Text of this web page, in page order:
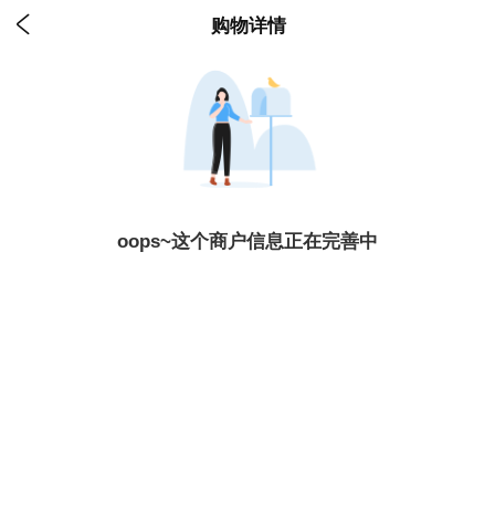
 购物详情
oops~这个商户信息正在完善中